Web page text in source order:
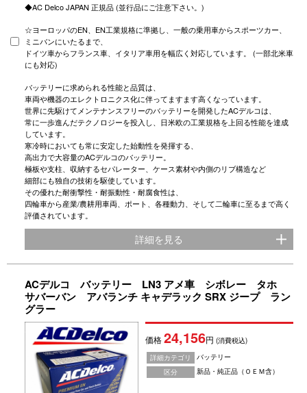
◆AC Delco JAPAN 正規品 (並行品にご注意下さい。)
☆ヨーロッパのEN、EN工業規格に準拠し、一般の乗用車からスポーツカー、
ミニバンにいたるまで、
ドイツ車からフランス車、イタリア車用を幅広く対応しています。 (一部北米車
にも対応)
バッテリーに求められる性能と品質は、
車両や機器のエレクトロニクス化に伴ってますます高くなっています。
世界に先駆けてメンテナンスフリーのバッテリーを開発したACデルコは、
常に一歩進んだテクノロジーを投入し、日米欧の工業規格を上回る性能を達成
しています。
寒冷時においても常に安定した始動性を発揮する、
高出力で大容量のACデルコのバッテリー。
極板や支柱、収納するセパレーター、ケース素材や内側のリブ構造など
細部にも独自の技術を駆使しています。
その優れた耐衝撃性・耐振動性・耐腐食性は、
四輪車から産業/農耕用車両、ポート、各種動力、そして二輪車に至るまで高く
評価されています。
詳細を見る
ACデルコ バッテリー LN3 アメ車 シボレー タホ
サバーバン アバランチ キャデラック SRX ジープ ラン
グラー
価格24,156円(消費税込)
詳細カテゴリ
バッテリー
区分
新品・純正品（ＯＥＭ含）